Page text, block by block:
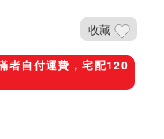
收藏
者自付運費，宅配120